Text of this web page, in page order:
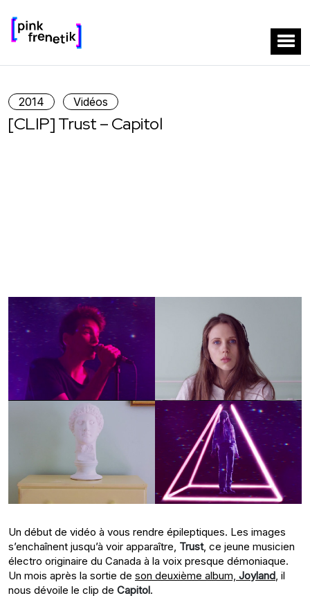
2014 Vidéos
[CLIP] Trust – Capitol
Un début de vidéo à vous rendre épileptiques. Les images
s’enchaînent jusqu’à voir apparaître, Trust, ce jeune musicien
électro originaire du Canada à la voix presque démoniaque.
Un mois après la sortie de son deuxième album, Joyland, il
nous dévoile le clip de Capitol.